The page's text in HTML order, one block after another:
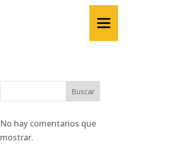
Buscar
No hay comentarios que
mostrar.